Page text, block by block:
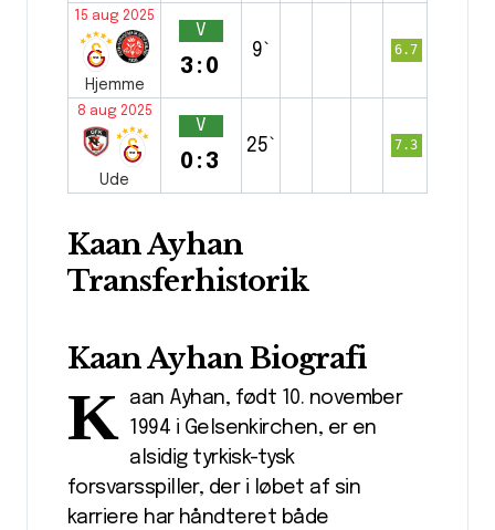
15 aug 2025
Hjemme
V
3:0
9` 6.7
8 aug 2025
Ude
V
0:3
25` 7.3
Kaan Ayhan
Transferhistorik
Kaan Ayhan Biografi
K aan Ayhan, født 10. november
1994 i Gelsenkirchen, er en
alsidig tyrkisk-tysk
forsvarsspiller, der i løbet af sin
karriere har håndteret både